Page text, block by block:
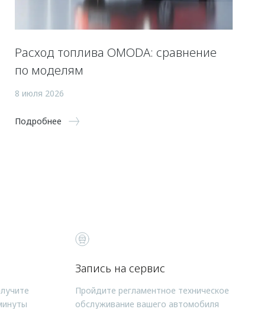
Расход топлива OMODA: сравнение
по моделям
8 июля 2026
Подробнее
Запись на сервис
Пройдите регламентное техническое
обслуживание вашего автомобиля